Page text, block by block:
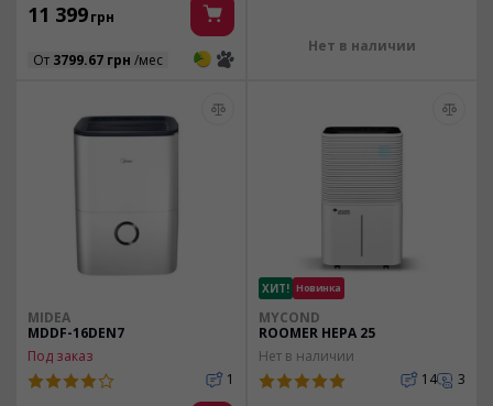
11 399грн
От 3799.67 грн /мес 3 3
Нет в наличии
MIDEA
MDDF-16DEN7
Под заказ
1
ХИТ! Новинка
MYCOND
ROOMER HEPA 25
Нет в наличии
14
3